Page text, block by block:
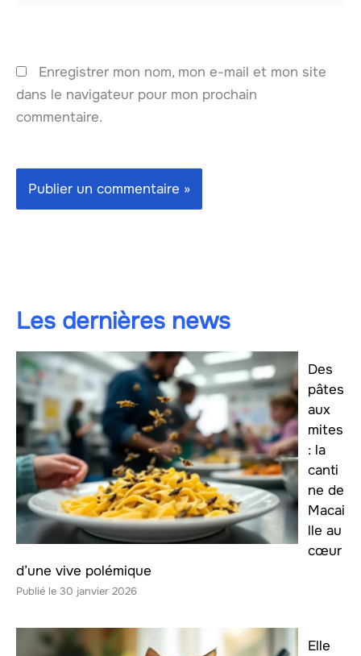
Enregistrer mon nom, mon e-mail et mon site
dans le navigateur pour mon prochain
commentaire.
Les dernières news
Des
pâtes
aux
mites
: la
canti
ne de
Macai
lle au
cœur
d’une vive polémique
30 janvier 2026
Elle